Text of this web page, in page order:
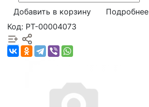
Добавить в корзину
Подробнее
Код: РТ-00004073